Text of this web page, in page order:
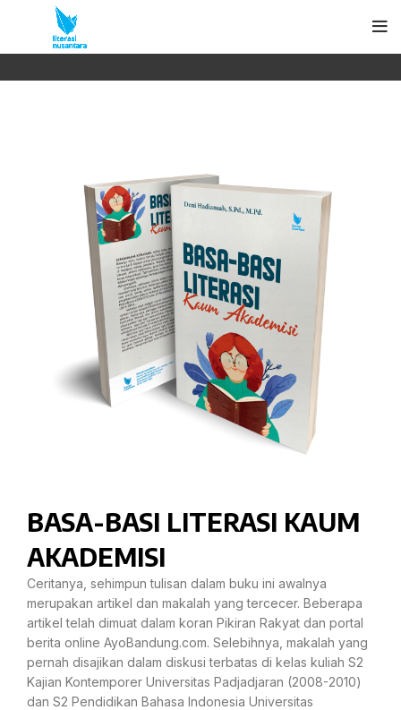
BASA-BASI LITERASI KAUM
AKADEMISI
Ceritanya, sehimpun tulisan dalam buku ini awalnya
merupakan artikel dan makalah yang tercecer. Beberapa
artikel telah dimuat dalam koran Pikiran Rakyat dan portal
berita online AyoBandung.com. Selebihnya, makalah yang
pernah disajikan dalam diskusi terbatas di kelas kuliah S2
Kajian Kontemporer Universitas Padjadjaran (2008-2010)
dan S2 Pendidikan Bahasa Indonesia Universitas